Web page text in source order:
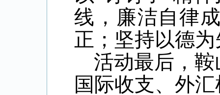
线，廉洁自律
正； 坚持以德
活动最后，鞍
国际收支、外